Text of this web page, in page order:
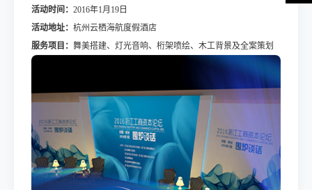
活动时间： 2016年1月19日
活动地址： 杭州云栖海航度假酒店
服务项目： 舞美搭建、灯光音响、桁架喷绘、木工背景及全案策划